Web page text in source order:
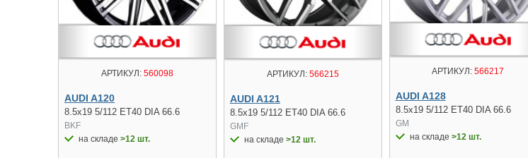
АРТИКУЛ:560098
AUDI A120
8.5x19 5/112 ET40 DIA 66.6
BKF
на складе >12 шт.
АРТИКУЛ:566215
AUDI A121
8.5x19 5/112 ET40 DIA 66.6
GMF
на складе >12 шт.
АРТИКУЛ: 566217
AUDI A128
8.5x19 5/112 ET40 DIA 66.6
GM
на складе >12 шт.